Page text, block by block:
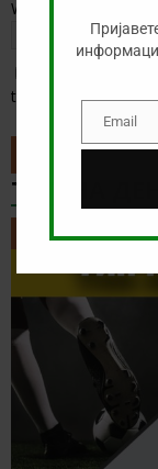
Website
Save my name,
time I comment.
ТИП НА
ТИП НА ДЕНОТ
EmailEmail